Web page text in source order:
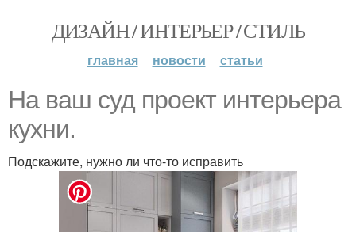
ДИЗАЙН / ИНТЕРЬЕР / СТИЛЬ
главная новости статьи
На ваш суд проект интерьера
кухни.
Подскажите, нужно ли что-то исправить